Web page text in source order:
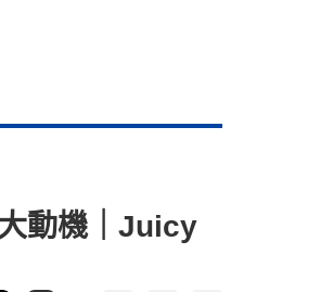
動機｜Juicy